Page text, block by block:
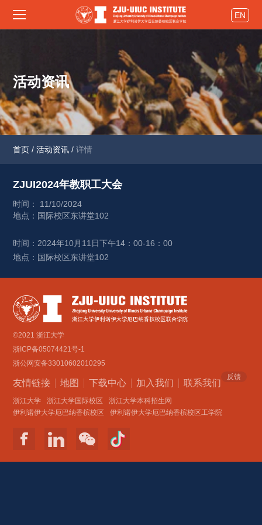
EN
活动资讯
首页 / 活动资讯 / 详情
ZJUI2024年教职工大会
时间： 11/10/2024
地点：国际校区东讲堂102
时间：2024年10月11日下午14：00-16：00
地点：国际校区东讲堂102
©2021 浙江大学
浙ICP备05074421号-1
浙公网安备33010602010295
友情链接 地图 下载中心 加入我们 联系我们
反馈
浙江大学 浙江大学国际校区
浙江大学本科招生网
伊利诺伊大学厄巴纳香槟校区
伊利诺伊大学厄巴纳香槟校区工学院